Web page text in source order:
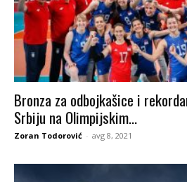
Bronza za odbojkašice i
Srbiju na Olimpijskim...
Zoran Todorović - avg 8, 2021